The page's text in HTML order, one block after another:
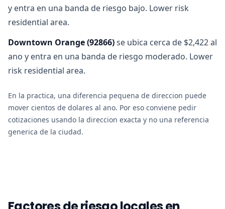
y entra en una banda de riesgo bajo. Lower risk
residential area.
Downtown Orange(92866)se ubica cerca de $2,422 al
ano y entra en una banda de riesgo moderado. Lower
risk residential area.
En la practica, una diferencia pequena de direccion puede
mover cientos de dolares al ano. Por eso conviene pedir
cotizaciones usando la direccion exacta y no una referencia
generica de la ciudad.